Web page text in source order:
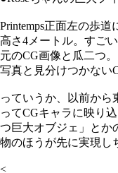
Printemps正面左の歩
高さ4メートル。すご
元のCG画像と瓜二つ
写真と見分けつかない
っていうか、以前から
ってCGキャラに映り
つ巨大オブジェ」とか
物のほうが先に実現し
<